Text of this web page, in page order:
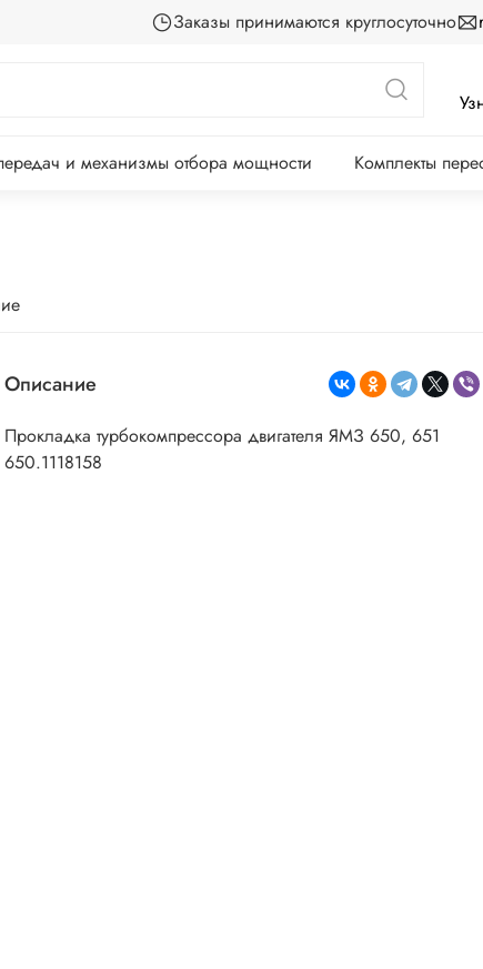
Заказы принимаются круглосуточно
и механизмы отбора мощности Комплекты
Описание
Прокладка турбокомпрессора двигателя ЯМЗ 650, 651
650.1118158